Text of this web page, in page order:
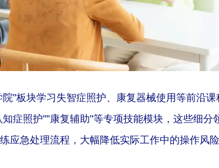
"板块学习失智症照护、康复器械使用等前沿
症照护""康复辅助"等专项技能模块，这些细
应急处理流程，大幅降低实际工作中的操作风险